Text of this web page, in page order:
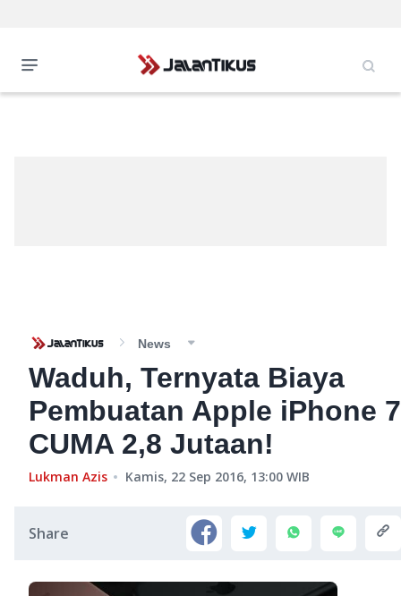
News
Waduh, Ternyata Biaya
Pembuatan Apple iPhone 7
CUMA 2,8 Jutaan!
Lukman Azis Kamis, 22 Sep 2016, 13:00 WIB
Share